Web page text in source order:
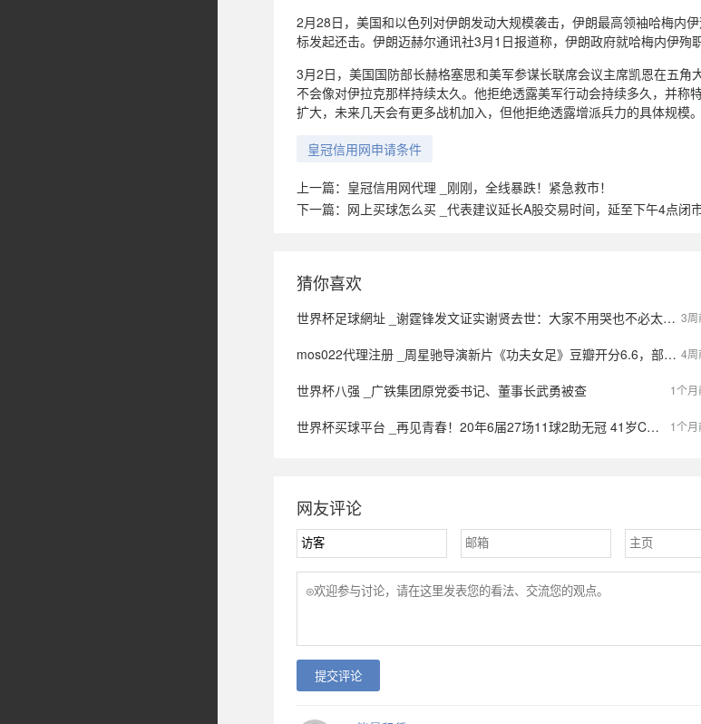
2月28日，美国和以色列对伊朗发动大规模袭击，伊朗最高领袖哈梅内
标发起还击。伊朗迈赫尔通讯社3月1日报道称，伊朗政府就哈梅内伊殉
3月2日，美国国防部长赫格塞思和美军参谋长联席会议主席凯恩在五
不会像对伊拉克那样持续太久。他拒绝透露美军行动会持续多久，并
扩大，未来几天会有更多战机加入，但他拒绝透露增派兵力的具体规模。
皇冠信用网申请条件
上一篇： 皇冠信用网代理 _刚刚，全线暴跌！紧急救市！
下一篇： 网上买球怎么买 _代表建议延长A股交易时间，延至下午4点闭
猜你喜欢
3周
世界杯足球網址 _谢霆锋发文证实谢贤去世：大家不用哭也不必太伤心
4周
mos022代理注册 _周星驰导演新片《功夫女足》豆瓣开分6.6，部分网友只打了一星；盗摄猖獗，大量商家售卖枪版，标价从0.8元到9.9元不等
1个月
世界杯八强 _广铁集团原党委书记、董事长武勇被查
1个月
世界杯买球平台 _再见青春！20年6届27场11球2助无冠 41岁C罗泪别世界杯
网友评论
提交评论